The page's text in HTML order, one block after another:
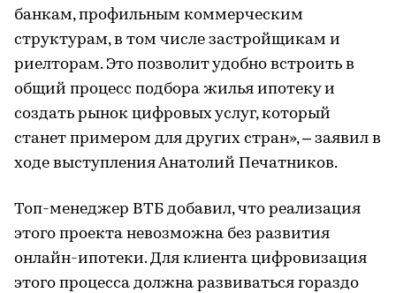
банкам, профильным коммерческим
структурам, в том числе застройщикам и
риелторам. Это позволит удобно встроить в
общий процесс подбора жилья ипотеку и
создать рынок цифровых услуг, который
станет примером для других стран», – заявил в
ходе выступления Анатолий Печатников.
Топ-менеджер ВТБ добавил, что реализация
этого проекта невозможна без развития
онлайн-ипотеки. Для клиента цифровизация
этого процесса должна развиваться гораздо